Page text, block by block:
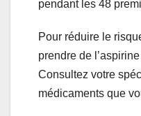
pendant les 48
Pour réduire le
prendre de
Consultez votre
médicaments que